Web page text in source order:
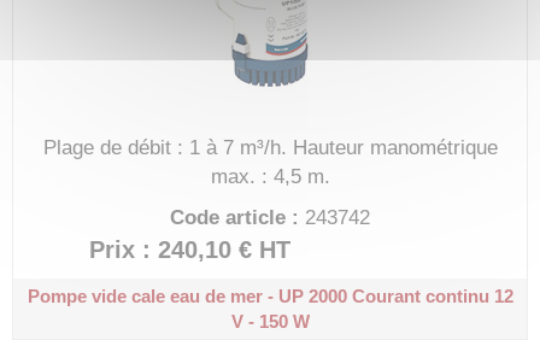
Plage de débit : 1 à 7 m³/h. Hauteur manométrique
max. : 4,5 m.
Code article : 243742
Prix : 240,10 € HT
Pompe vide cale eau de mer - UP 2000Courant continu 12
V - 150 W